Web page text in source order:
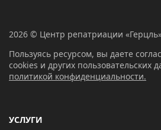
2026 © Центр репатриации
Пользуясь ресурсом, вы даете
cookies и других пользовательских
политикой конфиденциальности.
УСЛУГИ